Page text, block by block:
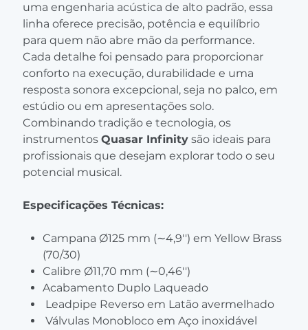
uma engenharia acústica de alto padrão, essa
linha oferece precisão, potência e equilíbrio
para quem não abre mão da performance.
Cada detalhe foi pensado para proporcionar
conforto na execução, durabilidade e uma
resposta sonora excepcional, seja no palco, em
estúdio ou em apresentações solo.
Combinando tradição e tecnologia, os
instrumentosQuasar Infinity são ideais para
profissionais que desejam explorar todo o seu
potencial musical.
Especificações Técnicas:
Campana Ø125 mm (∼4,9'') em Yellow Brass
(70/30)
Calibre Ø11,70 mm (∼0,46'')
Acabamento Duplo Laqueado
Leadpipe Reverso em Latão avermelhado
Válvulas Monobloco em Aço inoxidável